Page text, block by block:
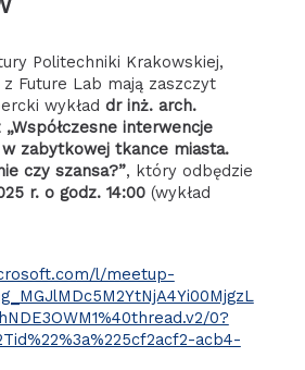
Politechniki Krakowskiej,
Future Lab mają zaszczyt
wykład dr inż. arch.
„Współczesne interwencje
zabytkowej tkance miasta.
czy szansa?”, który odbędzie
r. o godz. 14:00(wykład
l/meetup-
0?
acb4-